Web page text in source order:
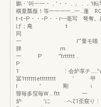
鵬・’叫一一・．’・・．」．．1
構量瓢薇！等一一一一…
t−t−P・・−P・・r一毫写 弩奪。
げ；庵 t
一 l’“量
脾
一 P
1 ⋮会炉享チ……”ww’ir
冨1ttttttetttttttt
l ’ 剛 i
聾毎多窪毎W．
炉 ’に へζ1